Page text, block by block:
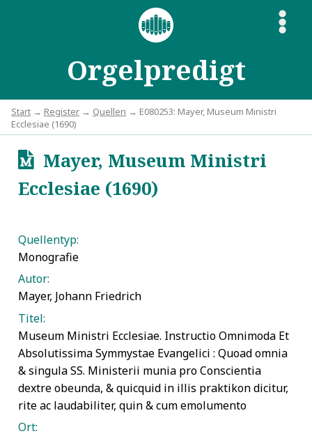
Orgelpredigt
S
Start → Register → Quellen → E080253: Mayer, Museum Ministri
Ecclesiae (1690)
uMayer, Museum Ministri
Ecclesiae (1690)
Quellentyp:
Monografie
Autor:
Mayer, Johann Friedrich
Titel:
Museum Ministri Ecclesiae. Instructio Omnimoda Et
Absolutissima Symmystae Evangelici : Quoad omnia
& singula SS. Ministerii munia pro Conscientia
dextre obeunda, & quicquid in illis praktikon dicitur,
rite ac laudabiliter, quin & cum emolumento
Ort: